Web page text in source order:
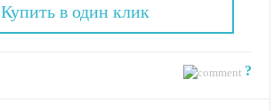
?
Купить в один клик